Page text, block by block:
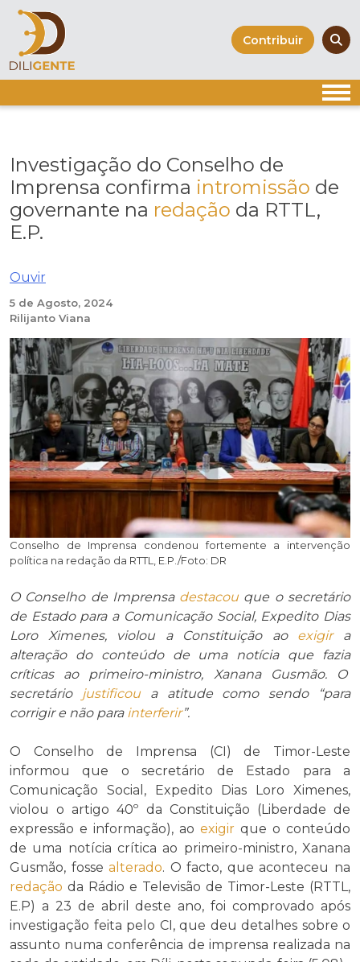
Skip
content
Contribuir
Investigação do Conselho de
Imprensa confirma intromissão de
governante na redação da RTTL,
E.P.
Ouvir
5 de Agosto, 2024
Rilijanto Viana
Conselho de Imprensa condenou fortemente a intervenção
política na redação da RTTL, E.P./Foto: DR
O Conselho de Imprensa destacou que o secretário
de Estado para a Comunicação Social, Expedito Dias
Loro Ximenes, violou a Constituição ao exigira
alteração do conteúdo de uma notícia que fazia
críticas ao primeiro-ministro, Xanana Gusmão. O
secretário justificoua atitude como sendo “para
corrigir e não para interferir”.
O Conselho de Imprensa (CI) de Timor-Leste
informou que o secretário de Estado para a
Comunicação Social, Expedito Dias Loro Ximenes,
violou o artigo 40º da Constituição (Liberdade de
expressão e informação), ao exigir que o conteúdo
de uma notícia crítica ao primeiro-ministro, Xanana
Gusmão, fossealterado. O facto, que aconteceu na
redação da Rádio e Televisão de Timor-Leste (RTTL,
E.P) a 23 de abril deste ano, foi comprovado após
investigação feita pelo CI, que deu detalhes sobre o
assunto numa conferência de imprensa realizada na